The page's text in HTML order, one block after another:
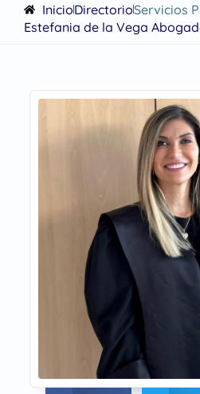
InicioDirectorioServicios
Estefania de la Vega